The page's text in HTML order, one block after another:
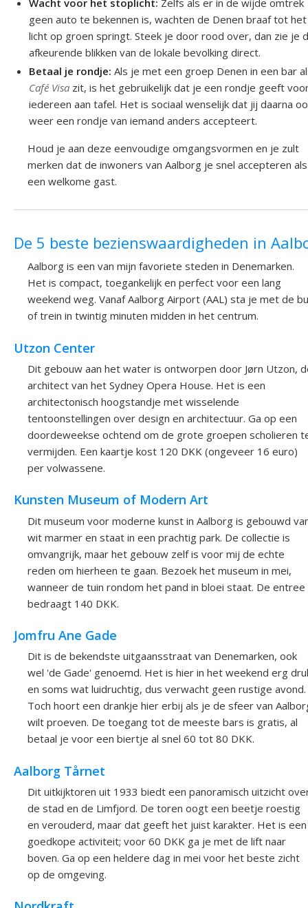
geen auto te bekennen is, wachten de Denen braaf tot het
licht op groen springt. Steek je door rood over, dan zie je
afkeurende blikken van de lokale bevolking direct.
Betaal je rondje: Als je met een groep Denen in een bar
Café Visa zit, is het gebruikelijk dat je een rondje geeft
iedereen aan tafel. Het is sociaal wenselijk dat jij daarna
weer een rondje van iemand anders accepteert.
Houd je aan deze eenvoudige omgangsvormen en je zult
merken dat de inwoners van Aalborg je snel accepteren als
een welkome gast.
De 5 beste bezienswaardigheden in
Aalborg is een van mijn favoriete steden in Denemarken.
Het is compact, toegankelijk en perfect voor een lang
weekend weg. Vanaf Aalborg Airport (AAL) sta je met de
of trein in twintig minuten midden in het centrum.
Utzon Center
Dit gebouw aan het water is ontworpen door Jørn Utzon,
architect van het Sydney Opera House. Het is een
architectonisch hoogstandje met wisselende
tentoonstellingen over design en architectuur. Ga op een
doordeweekse ochtend om de grote groepen scholieren
vermijden. Een kaartje kost 120 DKK (ongeveer 16 euro)
per volwassene.
Kunsten Museum of Modern Art
Dit museum voor moderne kunst in Aalborg is gebouwd
wit marmer en staat in een prachtig park. De collectie is
omvangrijk, maar het gebouw zelf is voor mij de echte
reden om hierheen te gaan. Bezoek het museum in mei,
wanneer de tuin rondom het pand in bloei staat. De entree
bedraagt 140 DKK.
Jomfru Ane Gade
Dit is de bekendste uitgaansstraat van Denemarken, ook
wel 'de Gade' genoemd. Het is hier in het weekend erg
en soms wat luidruchtig, dus verwacht geen rustige avond.
Toch hoort een drankje hier erbij als je de sfeer van
wilt proeven. De toegang tot de meeste bars is gratis, al
betaal je voor een biertje al snel 60 tot 80 DKK.
Aalborg Tårnet
Dit uitkijktoren uit 1933 biedt een panoramisch uitzicht
de stad en de Limfjord. De toren oogt een beetje roestig
en verouderd, maar dat geeft het juist karakter. Het is een
goedkope activiteit; voor 60 DKK ga je met de lift naar
boven. Ga op een heldere dag in mei voor het beste zicht
op de omgeving.